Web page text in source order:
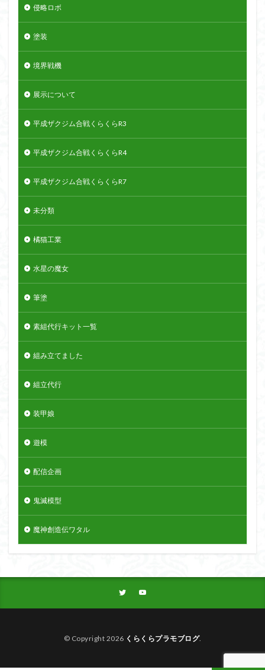
侵略ロボ
塗装
境界戦機
展示について
平成ザクジム合戦くらくらR3
平成ザクジム合戦くらくらR4
平成ザクジム合戦くらくらR7
未分類
橘猫工業
水星の魔女
筆塗
素組代行キット一覧
組み立てました
組立代行
装甲娘
遊模
配信企画
鬼滅模型
魔神創造伝ワタル
© Copyright 2026 くらくらプラモブログ.